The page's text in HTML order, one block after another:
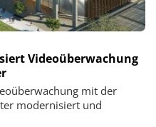
Videoüberwachung
mit der
modernisiert und